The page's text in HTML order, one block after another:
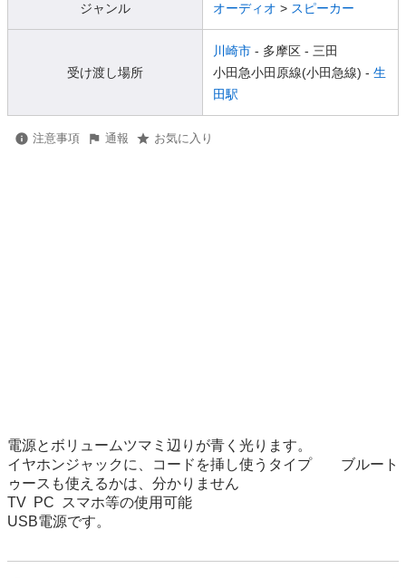
ジャンル オーディオ > スピーカー
受け渡し場所
川崎市 - 多摩区 - 三田
小田急小田原線(小田急線) - 生
田駅
注意事項 通報 お気に入り
電源とボリュームツマミ辺りが青く光ります。
イヤホンジャックに、コードを挿し使うタイプ　　ブルート
ゥースも使えるかは、分かりません
TV  PC  スマホ等の使用可能
USB電源です。